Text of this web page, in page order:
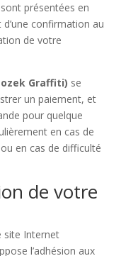
présentées en
confirmation au
de votre
Graffiti) se
un paiement, et
pour quelque
en cas de
en cas de difficulté
de votre
site Internet
l’adhésion aux